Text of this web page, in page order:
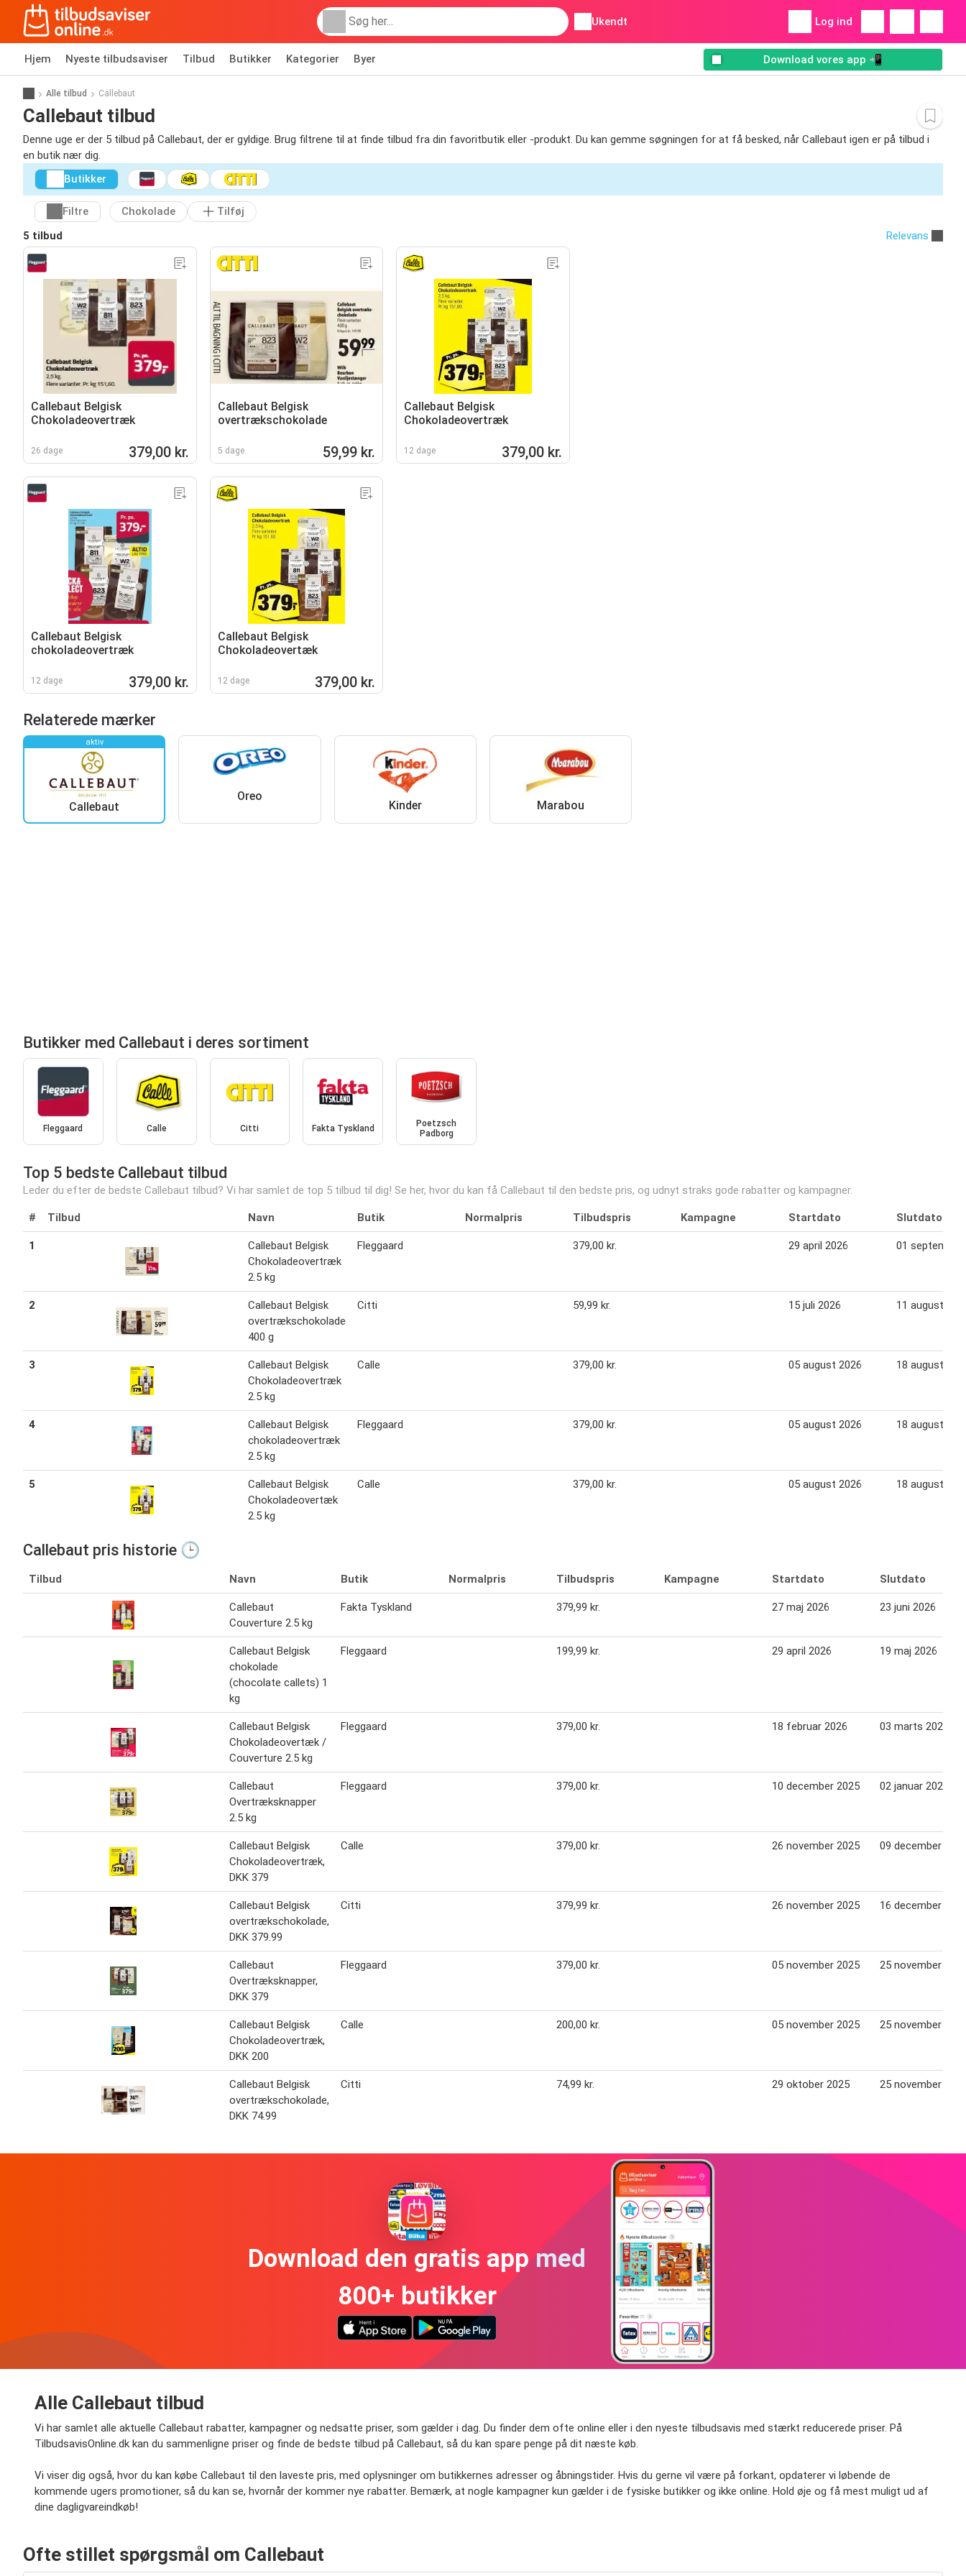
Ukendt Log ind
Hjem Nyeste tilbudsaviser Tilbud Butikker Kategorier Byer Download vores app 📲
Alle tilbud Callebaut
Callebaut tilbud
Denne uge er der 5 tilbud på Callebaut, der er gyldige. Brug filtrene til at finde tilbud fra din favoritbutik eller -produkt. Du kan gemme søgningen for at få besked, når Callebaut igen er på tilbud i
en butik nær dig.
Butikker
Filtre Chokolade
Tilføj
5 tilbud
Relevans
Callebaut Belgisk
Chokoladeovertræk
26 dage 379,00 kr.
Callebaut Belgisk
overtrækschokolade
5 dage 59,99 kr.
Callebaut Belgisk
Chokoladeovertræk
12 dage 379,00 kr.
Callebaut Belgisk
chokoladeovertræk
12 dage 379,00 kr.
Callebaut Belgisk
Chokoladeovertæk
12 dage 379,00 kr.
Relaterede mærker
aktiv
Callebaut
Oreo
Kinder Marabou
Butikker med Callebaut i deres sortiment
Fleggaard Calle Citti Fakta Tyskland
Poetzsch
Padborg
Top 5 bedste Callebaut tilbud
Leder du efter de bedste Callebaut tilbud? Vi har samlet de top 5 tilbud til dig! Se her, hvor du kan få Callebaut til den bedste pris, og udnyt straks gode rabatter og kampagner.
# Tilbud Navn Butik Normalpris Tilbudspris Kampagne Startdato Slutdato
1
Callebaut Belgisk
Chokoladeovertræk
2.5 kg
Fleggaard 379,00 kr. 29 april 2026 01 september
2
Callebaut Belgisk
overtrækschokolade
400 g
Citti 59,99 kr. 15 juli 2026 11 august
3
Callebaut Belgisk
Chokoladeovertræk
2.5 kg
Calle 379,00 kr. 05 august 2026 18 august
4
Callebaut Belgisk
chokoladeovertræk
2.5 kg
Fleggaard 379,00 kr. 05 august 2026 18 august
5
Callebaut Belgisk
Chokoladeovertæk
2.5 kg
Calle 379,00 kr. 05 august 2026 18 august
Callebaut pris historie 🕒
Tilbud Navn Butik Normalpris Tilbudspris Kampagne Startdato Slutdato
Callebaut
Couverture 2.5 kg
Fakta Tyskland 379,99 kr. 27 maj 2026 23 juni 2026
Callebaut Belgisk
chokolade
(chocolate callets) 1
kg
Fleggaard 199,99 kr. 29 april 2026 19 maj 2026
Callebaut Belgisk
Chokoladeovertæk /
Couverture 2.5 kg
Fleggaard 379,00 kr. 18 februar 2026 03 marts 2026
Callebaut
Overtræksknapper
2.5 kg
Fleggaard 379,00 kr. 10 december 2025 02 januar 2026
Callebaut Belgisk
Chokoladeovertræk,
DKK 379
Calle 379,00 kr. 26 november 2025 09 december
Callebaut Belgisk
overtrækschokolade,
DKK 379.99
Citti 379,99 kr. 26 november 2025 16 december
Callebaut
Overtræksknapper,
DKK 379
Fleggaard 379,00 kr. 05 november 2025 25 november
Callebaut Belgisk
Chokoladeovertræk,
DKK 200
Calle 200,00 kr. 05 november 2025 25 november
Callebaut Belgisk
overtrækschokolade,
DKK 74.99
Citti 74,99 kr. 29 oktober 2025 25 november
Download den gratis app med
800+ butikker
Alle Callebaut tilbud
Vi har samlet alle aktuelle Callebaut rabatter, kampagner og nedsatte priser, som gælder i dag. Du finder dem ofte online eller i den nyeste tilbudsavis med stærkt reducerede priser. På
TilbudsavisOnline.dk kan du sammenligne priser og finde de bedste tilbud på Callebaut, så du kan spare penge på dit næste køb.
Vi viser dig også, hvor du kan købe Callebaut til den laveste pris, med oplysninger om butikkernes adresser og åbningstider. Hvis du gerne vil være på forkant, opdaterer vi løbende de
kommende ugers promotioner, så du kan se, hvornår der kommer nye rabatter. Bemærk, at nogle kampagner kun gælder i de fysiske butikker og ikke online. Hold øje og få mest muligt ud af
dine dagligvareindkøb!
Ofte stillet spørgsmål om Callebaut